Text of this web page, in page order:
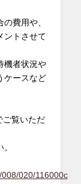
費用や、
ントさせて
機者状況や
ケースなど
ご覧いただ
020/116000c